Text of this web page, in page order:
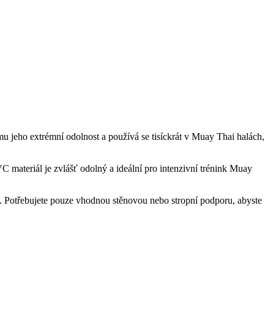
extrémní odolnost a používá se tisíckrát v Muay Thai halách,
materiál je zvlášť odolný a ideální pro intenzivní trénink Muay
pouze vhodnou stěnovou nebo stropní podporu, abyste